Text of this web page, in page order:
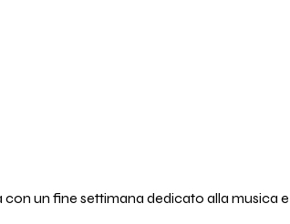
un fine settimana dedicato alla musica e